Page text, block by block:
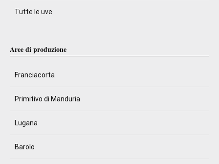
Tutte le uve
Aree di produzione
Franciacorta
Primitivo di Manduria
Lugana
Barolo